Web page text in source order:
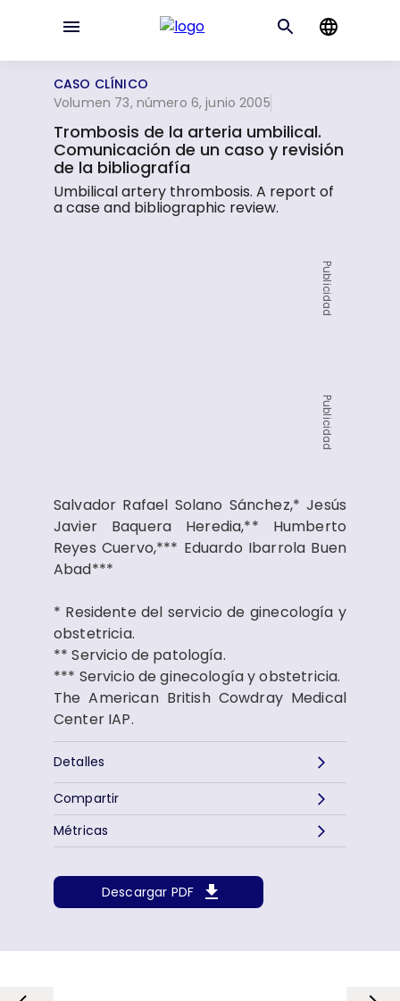
CASO CLÍNICO
Volumen 73, número 6, junio 2005
Trombosis de la arteria umbilical.
Comunicación de un caso y revisión
de la bibliografía
Umbilical artery thrombosis. A report of
a case and bibliographic review.
Publicidad
Publicidad
Salvador Rafael Solano Sánchez,* Jesús
Javier Baquera Heredia,** Humberto
Reyes Cuervo,*** Eduardo Ibarrola Buen
Abad***
* Residente del servicio de ginecología y
obstetricia.
** Servicio de patología.
*** Servicio de ginecología y obstetricia.
The American British Cowdray Medical
Center IAP.
Detalles
Descargar PDF
Métricas
Compartir